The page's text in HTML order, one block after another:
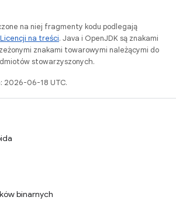
na niej fragmenty kodu podlegają
Licencji na treści. Java i OpenJDK są znakami
znakami towarowymi należącymi do
stowarzyszonych.
2026-06-18 UTC.
binarnych